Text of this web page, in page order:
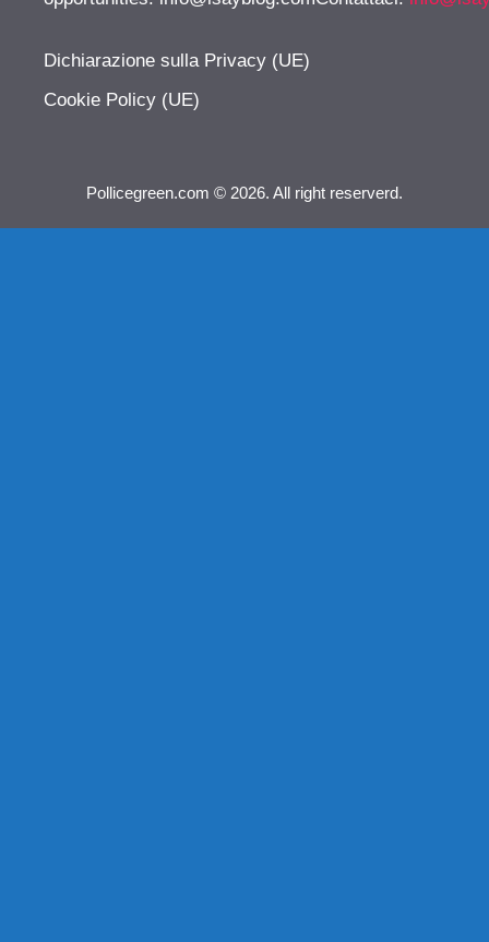
Dichiarazione sulla Privacy (UE)
Cookie Policy (UE)
Pollicegreen.com © 2026. All right reserverd.